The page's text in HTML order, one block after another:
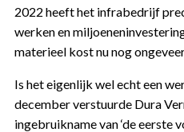
2022 heeft het infrabedrijf
werken en
materieel kost nu nog
Is het eigenlijk wel echt een
december verstuurde Dura
ingebruikname van ‘de